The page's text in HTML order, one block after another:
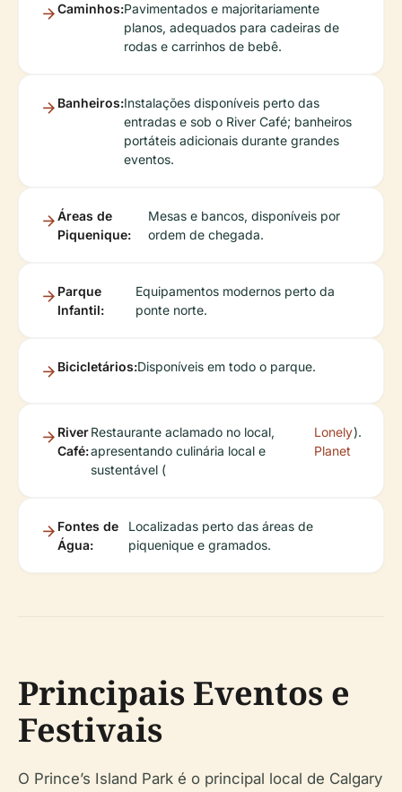
Caminhos:Pavimentados e majoritariamente
planos, adequados para cadeiras de
rodas e carrinhos de bebê.
Banheiros:Instalações disponíveis perto das
entradas e sob o River Café; banheiros
portáteis adicionais durante grandes
eventos.
Áreas de
Piquenique:
Mesas e bancos, disponíveis por
ordem de chegada.
Parque
Infantil:
Equipamentos modernos perto da
ponte norte.
Bicicletários:Disponíveis em todo o parque.
River
Café:
Restaurante aclamado no local,
apresentando culinária local e
sustentável (
Lonely
Planet
).
Fontes de
Água:
Localizadas perto das áreas de
piquenique e gramados.
Principais Eventos e
Festivais
O Prince’s Island Park é o principal local de Calgary